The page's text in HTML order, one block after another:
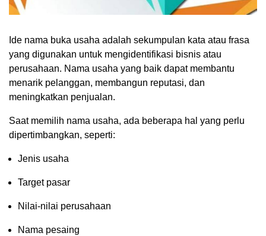
Ide nama buka usaha adalah sekumpulan kata atau frasa
yang digunakan untuk mengidentifikasi bisnis atau
perusahaan. Nama usaha yang baik dapat membantu
menarik pelanggan, membangun reputasi, dan
meningkatkan penjualan.
Saat memilih nama usaha, ada beberapa hal yang perlu
dipertimbangkan, seperti:
Jenis usaha
Target pasar
Nilai-nilai perusahaan
Nama pesaing